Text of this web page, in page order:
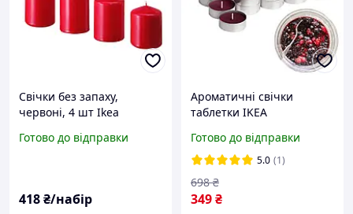
Свічки без запаху,
червоні, 4 шт Ikea
Готово до відправки
418₴/набір
Ароматичні свічки
таблетки IKEA
3,5 години червоні чайні
декоративні аромасвічки
Готово до відправки
5.0 (1)
349₴
698 ₴